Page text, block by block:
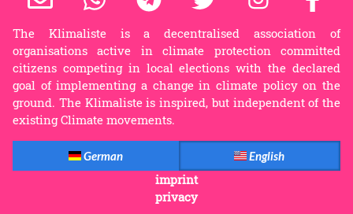
The Klimaliste is a decentralised association of
organisations active in climate protection committed
citizens competing in local elections with the declared
goal of implementing a change in climate policy on the
ground. The Klimaliste is inspired, but independent of the
existing Climate movements.
German English
imprint
privacy